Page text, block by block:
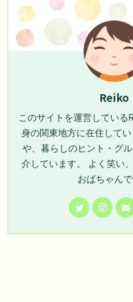
Reiko
このサイトを運営している
身の関東地方に在住して
や、暮らしのヒント・グ
介しています。 よく笑い
おばちゃんで